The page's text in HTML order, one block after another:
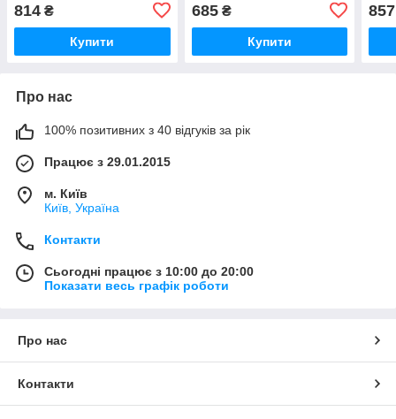
814 ₴
Купити
685₴
Купити
857
Про нас
100% позитивних з 40 відгуків за рік
Працює з 29.01.2015
м. Київ
Київ, Україна
Контакти
Сьогодні працює з 10:00 до 20:00
Показати весь графік роботи
Про нас
Контакти